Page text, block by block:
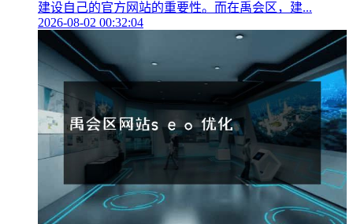
建设自己的官方网站的重要性。而在禹会区，建...
2026-08-02 00:32:04